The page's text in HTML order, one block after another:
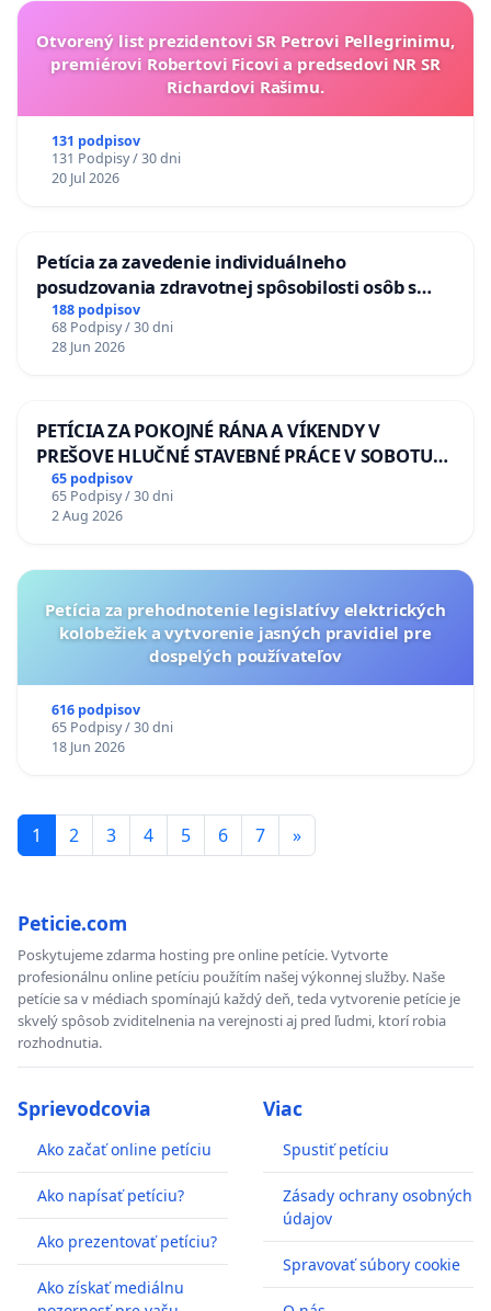
Otvorený list prezidentovi SR Petrovi Pellegrinimu,
premiérovi Robertovi Ficovi a predsedovi NR SR
Richardovi Rašimu.
131 podpisov
131 Podpisy / 30 dni
20 Jul 2026
Petícia za zavedenie individuálneho
posudzovania zdravotnej spôsobilosti osôb s
diabetom 1. a 2. typu pri prijímaní do
Policajného zboru SR
188 podpisov
68 Podpisy / 30 dni
28 Jun 2026
PETÍCIA ZA POKOJNÉ RÁNA A VÍKENDY V
PREŠOVE HLUČNÉ STAVEBNÉ PRÁCE V SOBOTU
LEN OD 9.00 DO 13.00 HOD., CEZ PRACOVNÝ
TÝŽDEŇ CIEĽ 8.00 – 18.00 HOD. A PRAVIDELNÁ
KONTROLA STAVBY C-AREA NA
65 podpisov
65 Podpisy / 30 dni
2 Aug 2026
Petícia za prehodnotenie legislatívy elektrických
kolobežiek a vytvorenie jasných pravidiel pre
dospelých používateľov
616 podpisov
65 Podpisy / 30 dni
18 Jun 2026
1 2 3 4 5 6 7 »
Peticie.com
Poskytujeme zdarma hosting pre online petície. Vytvorte
profesionálnu online petíciu použítím našej výkonnej služby. Naše
petície sa v médiach spomínajú každý deň, teda vytvorenie petície je
skvelý spôsob zviditelnenia na verejnosti aj pred ľudmi, ktorí robia
rozhodnutia.
Sprievodcovia
Ako začať online petíciu
Ako napísať petíciu?
Ako prezentovať petíciu?
Ako získať mediálnu
Viac
Spustiť petíciu
Zásady ochrany osobných
údajov
Spravovať súbory cookie